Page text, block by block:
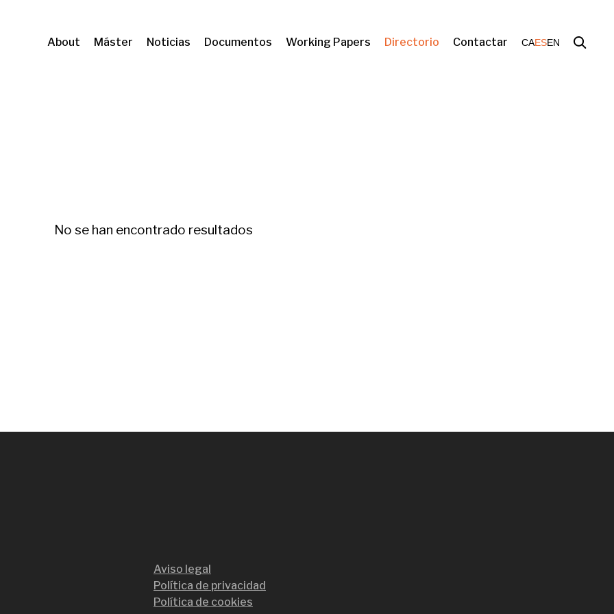
About Máster Noticias Documentos Working Papers Directorio Contactar CAESEN
No se han encontrado resultados
Aviso legal
Política de privacidad
Política de cookies